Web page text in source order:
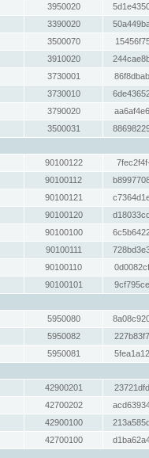
3950020
3390020
3500070
3910020
3730001
3730010
3790020
3500031
90100122
90100112
90100121
90100120
90100100
90100111
90100110
90100101
5950080
5950082
5950081
42900201
42700202
42900100
42700100